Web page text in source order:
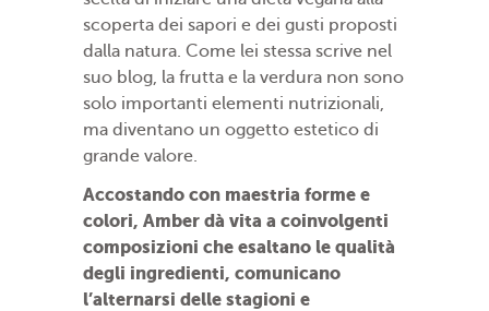
scoperta dei sapori e dei gusti proposti
dalla natura. Come lei stessa scrive nel
suo blog, la frutta e la verdura non sono
solo importanti elementi nutrizionali,
ma diventano un oggetto estetico di
grande valore.
Accostando con maestria forme e
colori, Amber dà vita a coinvolgenti
composizioni che esaltano le qualità
degli ingredienti, comunicano
l’alternarsi delle stagioni e